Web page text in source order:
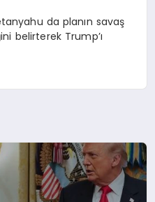
da planın savaş
belirterek Trump’ı